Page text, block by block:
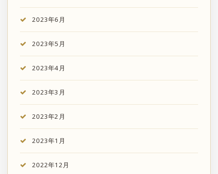
2023年6月
2023年5月
2023年4月
2023年3月
2023年2月
2023年1月
2022年12月